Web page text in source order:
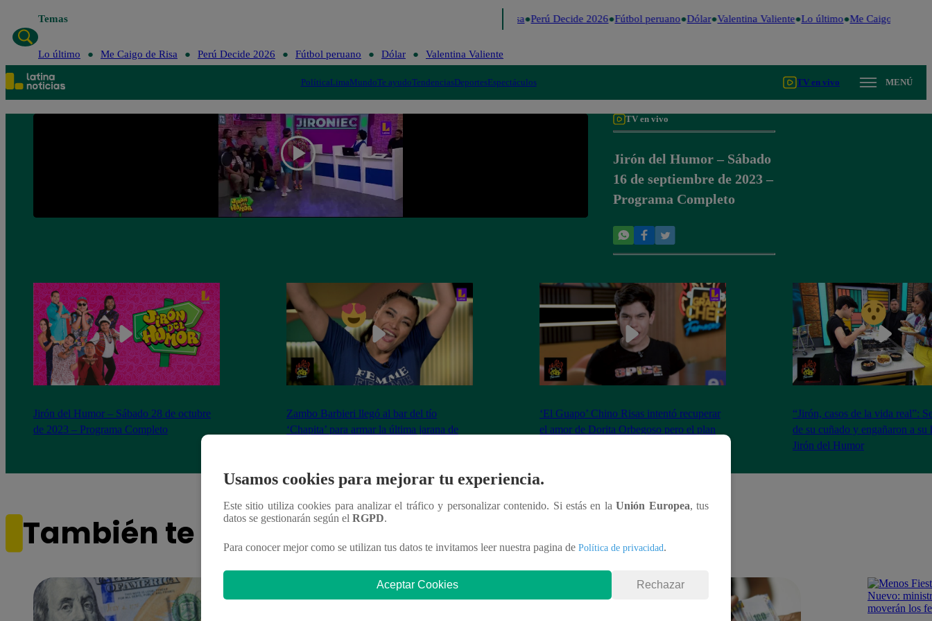
Temas Me Caigo de Risa Perú Decide 2026 Fútbol peruano Dólar Valentina Valiente Lo último Me Caigo de Risa
Lo último Me Caigo de Risa Perú Decide 2026 Fútbol peruano Dólar Valentina Valiente
PolíticaLimaMundoTe ayudoTendenciasDeportesEspectáculos TV en vivo MENÚ
TV en vivo
Jirón del Humor – Sábado
16 de septiembre de 2023 –
Programa Completo
Jirón del Humor – Sábado 28 de octubre
de 2023 – Programa Completo
Zambo Barbieri llegó al bar del tío
‘Chapita’ para armar la última jarana de
‘El Guapo’ Chino Risas intentó recuperar
el amor de Dorita Orbegoso pero el plan
“Jirón, casos de la vida real”:
de su cuñado y engañaron a su
Jirón del Humor
También te puede interesar
Usamos cookies para mejorar tu experiencia.
Este sitio utiliza cookies para analizar el tráfico y personalizar contenido. Si estás en laUnión Europea, tus
datos se gestionarán según el RGPD.
Para conocer mejor como se utilizan tus datos te invitamos leer nuestra pagina de Política de privacidad.
Aceptar Cookies Rechazar